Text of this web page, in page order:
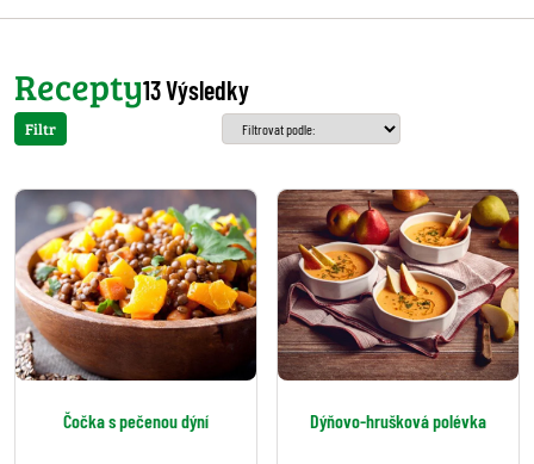
Recepty13 Výsledky
Filtr
Čočka s pečenou dýní Dýňovo-hrušková polévka